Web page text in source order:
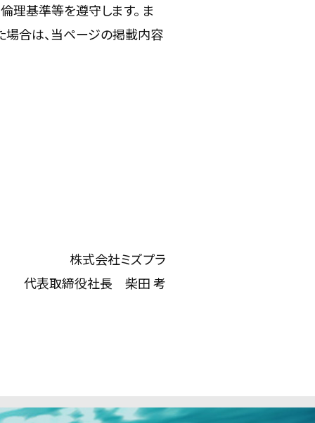
理基準等を遵守します。 ま
場合は、当ページの掲載内容
株式会社ミズプラ
代表取締役社長 柴田 考